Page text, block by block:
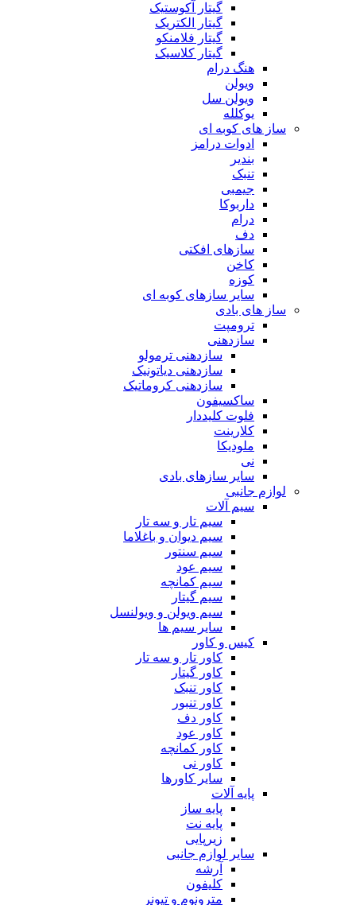
گیتار آکوستیک
گیتار الکتریک
گیتار فلامنکو
گیتار کلاسیک
هنگ درام
ویولن
ویولن سل
یوکلله
ساز های کوبه ای
ادوات درامز
بندیر
تنبک
جیمبی
داربوکا
درام
دف
سازهای افکتی
کاخن
کوزه
سایر سازهای کوبه ای
ساز های بادی
ترومپت
سازدهنی
سازدهنی ترمولو
سازدهنی دیاتونیک
سازدهنی کروماتیک
ساکسیفون
فلوت کلیددار
کلارینت
ملودیکا
نی
سایر سازهای بادی
لوازم جانبی
سیم آلات
سیم تار و سه تار
سیم دیوان و باغلاما
سیم سنتور
سیم عود
سیم کمانچه
سیم گیتار
سیم ویولن و ویولنسل
سایر سیم ها
کیس و کاور
کاور تار و سه تار
کاور گیتار
کاور تنبک
کاور تنبور
کاور دف
کاور عود
کاور کمانچه
کاور نی
سایر کاورها
پایه آلات
پایه ساز
پایه نت
زیرپایی
سایر لوازم جانبی
آرشه
کلیفون
مترونوم و تیونر